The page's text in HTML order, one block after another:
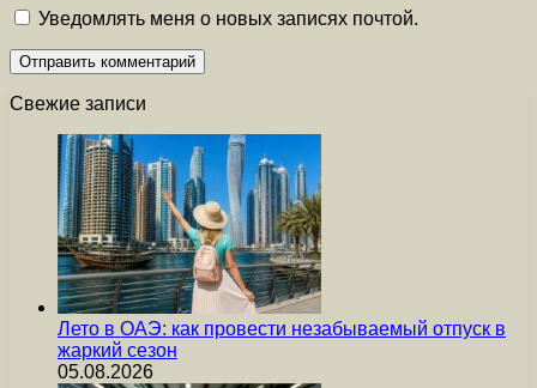
Уведомлять меня о новых записях почтой.
Свежие записи
Лето в ОАЭ: как провести незабываемый отпуск в
жаркий сезон
05.08.2026